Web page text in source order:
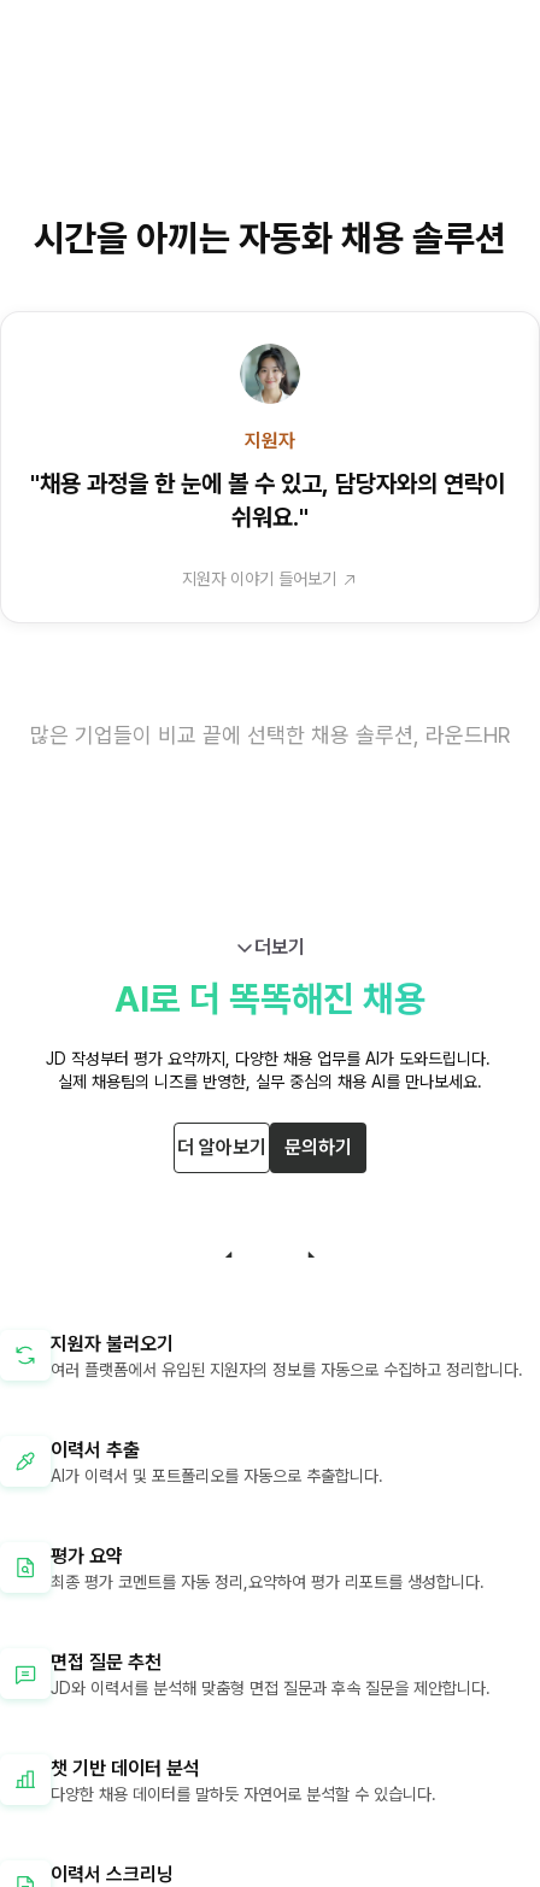
시간을 아끼는 자동화 채용 솔루션
지원자
"채용 과정을 한 눈에 볼 수 있고, 담당자와의 연락이
쉬워요."
지원자 이야기 들어보기
많은 기업들이 비교 끝에 선택한 채용 솔루션, 라운드HR
더보기
AI로 더 똑똑해진 채용
JD 작성부터 평가 요약까지, 다양한 채용 업무를 AI가 도와드립니다.
실제 채용팀의 니즈를 반영한, 실무 중심의 채용 AI를 만나보세요.
더 알아보기 문의하기
지원자 불러오기
여러 플랫폼에서 유입된 지원자의 정보를 자동으로 수집하고 정리합니다.
이력서 추출
AI가 이력서 및 포트폴리오를 자동으로 추출합니다.
평가 요약
최종 평가 코멘트를 자동 정리,요약하여 평가 리포트를 생성합니다.
면접 질문 추천
JD와 이력서를 분석해 맞춤형 면접 질문과 후속 질문을 제안합니다.
챗 기반 데이터 분석
다양한 채용 데이터를 말하듯 자연어로 분석할 수 있습니다.
이력서 스크리닝